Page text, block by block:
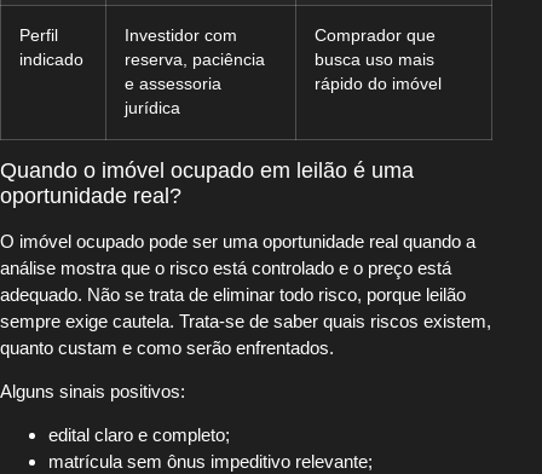
Perfil
indicado
Investidor com
reserva, paciência
e assessoria
jurídica
Comprador que
busca uso mais
rápido do imóvel
Quando o imóvel ocupado em leilão é uma
oportunidade real?
O imóvel ocupado pode ser uma oportunidade real quando a
análise mostra que o risco está controlado e o preço está
adequado. Não se trata de eliminar todo risco, porque leilão
sempre exige cautela. Trata-se de saber quais riscos existem,
quanto custam e como serão enfrentados.
Alguns sinais positivos:
edital claro e completo;
matrícula sem ônus impeditivo relevante;